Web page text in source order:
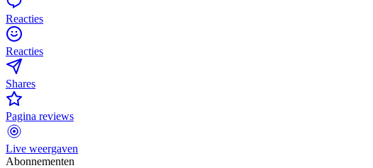
Reacties
Reacties
Shares
Pagina reviews
Live weergaven
Abonnementen